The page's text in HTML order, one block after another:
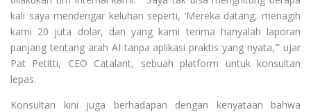
kali saya mendengar keluhan seperti, ‘Mereka datang, menagih
kami 20 juta dolar, dan yang kami terima hanyalah laporan
panjang tentang arah AI tanpa aplikasi praktis yang nyata,’” ujar
Pat Petitti, CEO Catalant, sebuah platform untuk konsultan
lepas.
Konsultan kini juga berhadapan dengan kenyataan bahwa